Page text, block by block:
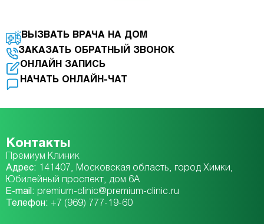
ВЫЗВАТЬ ВРАЧА НА ДОМ
ЗАКАЗАТЬ ОБРАТНЫЙ ЗВОНОК
ОНЛАЙН ЗАПИСЬ
НАЧАТЬ ОНЛАЙН-ЧАТ
Контакты
Премиум Клиник
Адрес: 141407, Московская область, город Химки,
Юбилейный проспект, дом 6А
E-mail: premium-clinic@premium-clinic.ru
Телефон: +7 (969) 777-19-60